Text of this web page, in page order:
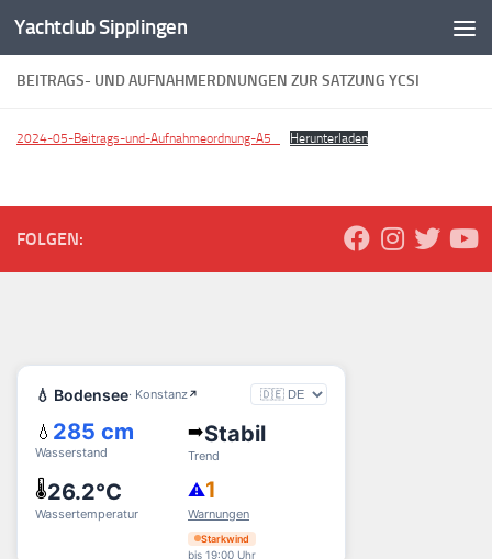
Zum Inhalt springen
Yachtclub Sipplingen
BEITRAGS- UND AUFNAHMERDNUNGEN ZUR SATZUNG YCSI
2024-05-Beitrags-und-Aufnahmeordnung-A5_ Herunterladen
FOLGEN: